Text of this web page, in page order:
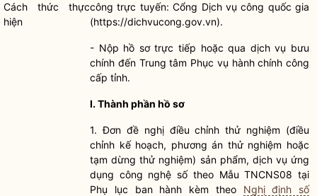
Cách thức thực
hiện
công trực tuyến: Cổng Dịch vụ công quốc gia
(https://dichvucong.gov.vn).
- Nộp hồ sơtrực tiếp hoặc qua dịch vụ bưu
chính đến Trung tâm Phục vụ hành chính công
cấp tỉnh.
I. Thành phần hồ sơ
1. Đơn đề nghị điều chỉnh thử nghiệm (điều
chỉnh kế hoạch, phương án thử nghiệm hoặc
tạm dừng thử nghiệm) sản phẩm, dịch vụ ứng
dụng công nghệ số theo Mẫu TNCNS08 tại
Phụ lục ban hành kèm theo Nghị định số